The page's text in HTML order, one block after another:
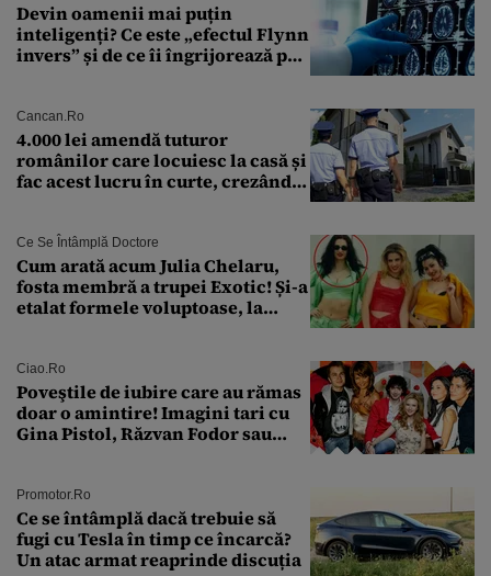
Devin oamenii mai puțin
inteligenți? Ce este „efectul Flynn
invers” și de ce îi îngrijorează pe
Cancan.ro
4.000 lei amendă tuturor
românilor care locuiesc la casă și
fac acest lucru în curte, crezând
Ce Se Întâmplă Doctore
Cum arată acum Julia Chelaru,
fosta membră a trupei Exotic! Și-a
etalat formele voluptoase, la
Ciao.ro
Poveştile de iubire care au rămas
doar o amintire! Imagini tari cu
Gina Pistol, Răzvan Fodor sau
Promotor.ro
Ce se întâmplă dacă trebuie să
fugi cu Tesla în timp ce încarcă?
Un atac armat reaprinde discuția